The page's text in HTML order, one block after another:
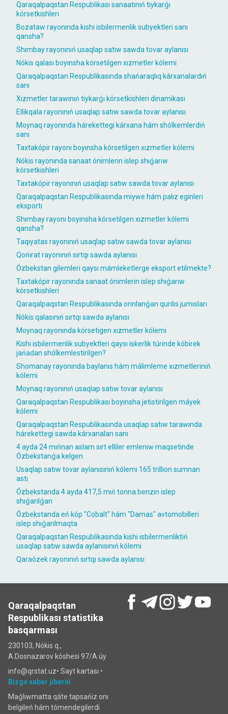
Qaraqalpaqstan Respublikası sanaatınıń tiykarǵı
kórsetkishleri
Bozataw rayonında kishi isbilermenlik subyektleri sanı
qansha?
Shımbay rayonınıń usaqlap satıw sawda tovar aylanısı
Nókis qalası boyınsha kórsetilgen xızmetler kólemi
Qaraqalpaqstan Respublikasında shańaraqlıq kárxanalardıń
sanı
Xızmetler tarawınıń tiykarǵı kórsetkishleri dinamikası
Ellikqala rayonınıń usaqlap satıw sawda tovar aylanısı
Moynaq rayonında hárekettegi kárxana hám shólkemlerdiń
sanı
Taxtakópir rayonı boyınsha kórsetilgen xızmetler kólemi
Nókis rayonında sanaat ónimlerin islep shıǵarıw
kórsetkishleri
Taxtakópir rayonınıń usaqlap satıw sawda tovar aylanısı
Qaraqalpaqstan Respublikasında miywe hám palız eginleri
eksportı
Shımbay rayonı boyınsha kórsetilgen xızmetler kólemi
qansha?
Taqıyatas rayonınıń usaqlap satıw sawda tovar aylanısı
Qońırat rayonınıń sırtqı sawda aylanısı
Ózbekstan gilemleri qaysı mámleketlerge eksport etilmekte?
Taxtakópir rayonında sanaat ónimlerin islep shıǵarıw
kórsetkishleri
Qaraqalpaqstan Respublikasında orınlanǵan qurılıs jumısları
Nókis qalasınıń sırtqı sawda aylanısı
Moynaq rayonında kórsetigen xızmetler kólemi
Kishi isbilermenlik subyektleri qaysı iskerlik túrinde kóbirek
jańadan shólkemlestirilgen?
Shomanay rayonında baylanıs hám málimleme xızmetleriniń
kólemi
Moynaq rayonınıń usaqlap satıw tovar aylanısı
Qaraqalpaqstan Respublikası boyınsha jetistirilgen máyek
kólemi
Qaraqalpaqstan Respublikasında usaqlap satıw tarawında
hárekettegi sawda kárxanaları sanı
4 ayda 24 mıńnan aslam sırt elliler emleniw maqsetinde
Ózbekstanǵa kelgen
Usaqlap satıw tovar aylanısınıń kólemi 165 trillion sumnan
astı
Ózbekstanda 4 ayda 417,5 mıń tonna benzin islep
shıǵarılǵan
Ózbekstanda eń kóp "Cobalt" hám "Damas" avtomobilleri
islep shıǵarılmaqta
Qaraqalpaqstan Respublikasında kishi isbilermenliktiń
usaqlap satıw sawda aylanısınıń kólemi
Qaraózek rayonınıń sırtqı sawda aylanısı
Qaraqalpaqstan
Respublikası statistika
basqarması
230103, Nókis q.,
A.Dosnazarov kóshesi 97/A úy
info@qrstat.uz• Sayt kartası •
Bizge xabar jiberiń
Maǵlıwmatta qáte tapsańiz onı
belgileń hám tómendegilerdi